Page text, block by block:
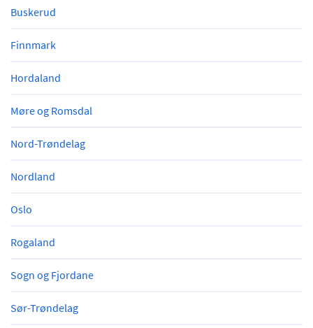
Buskerud
Finnmark
Hordaland
Møre og Romsdal
Nord-Trøndelag
Nordland
Oslo
Rogaland
Sogn og Fjordane
Sør-Trøndelag